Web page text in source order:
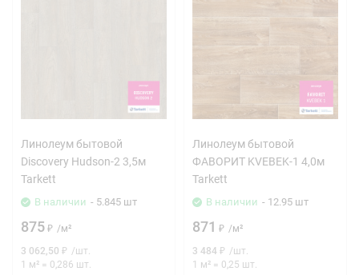
Линолеум бытовой
Discovery Hudson-2 3,5м
Tarkett
В наличии - 5.845 шт
875 ₽ /м²
3 062,50 ₽ /шт.
1 м² = 0,286 шт.
Линолеум бытовой
ФАВОРИТ KVEBEK-1 4,0м
Tarkett
В наличии - 12.95 шт
871 ₽ /м²
3 484 ₽ /шт.
1 м² = 0,25 шт.